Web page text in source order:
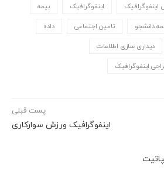
اینفوگرافیک اینفوگرافیک بیمه
دانشجو تامین اجتماعی داده
دیداری سازی اطلاعات
اینفوگرافیک
پست قبلی
اینفوگرافیک ورزش سوارکاری